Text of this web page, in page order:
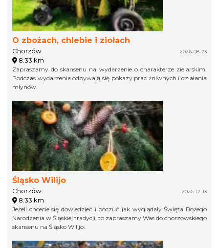
O zbożach, chlebie i ziołach
Chorzów 2026-08-23
8.33 km
Zapraszamy do skansenu na wydarzenie o charakterze zielarskim.
Podczas wydarzenia odbywają się pokazy prac żniwnych i działania
młynów.
Śląsko Wilijo
Chorzów 2026-12-13
8.33 km
Jeżeli chcecie się dowiedzieć i poczuć jak wyglądały Święta Bożego
Narodzenia w Śląskiej tradycji, to zapraszamy Was do chorzowskiego
skansenu na Śląsko Wilijo.